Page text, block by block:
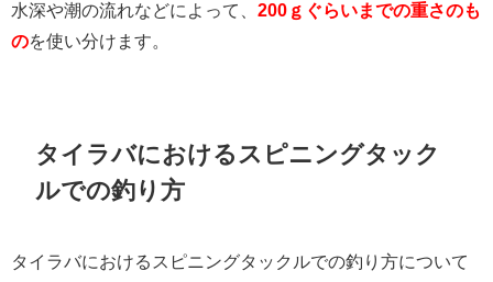
水深や潮の流れなどによって、 200ｇぐらいまでの重さのも
のを使い分けます。
タイラバにおけるスピニングタック
ルでの釣り方
タイラバにおけるスピニングタックルでの釣り方について